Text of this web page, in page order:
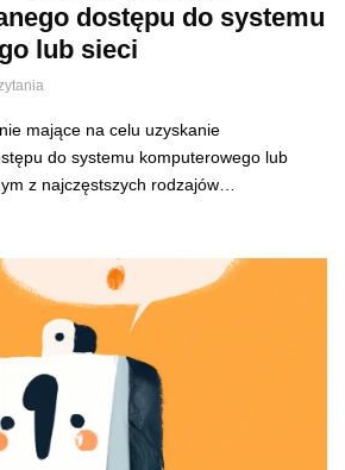
dostępu do systemu
lub sieci
mające na celu uzyskanie
do systemu komputerowego lub
z najczęstszych rodzajów…